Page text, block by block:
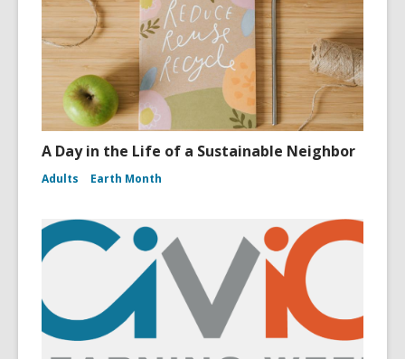
A Day in the Life of a Sustainable Neighbor
Adults Earth Month